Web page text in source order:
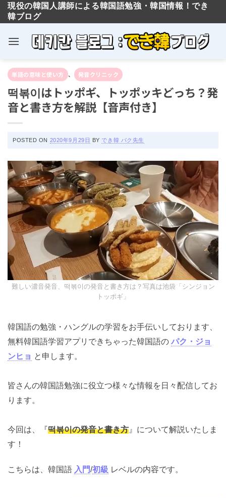
content
現役の韓国人講師による韓国語勉強・韓国情報！でき
韓ブログ
単語の意味と使い方 、 発音クリニック
떡볶이はトッポギ、トッポッキどっち？
発音と書き方を解説【音声付き】
POSTED ON 2020年9月29日 BY でき韓 パク先生
難しい濃音発音、떡볶이の発音と書き方は？写真は池袋「シンジョ
ントッポギ」
韓国語の勉強・ハングルの学習をお手伝いしておりま
す、無料韓国語学習アプリできちゃった韓国語の
ク・ジョンヒョ と申します。
皆さんの韓国語勉強に役立つ様々な情報を日々配信して
おります。
今回は、『떡볶이の発音と書き方 』について解説いたし
ます！
こちらは、韓国語 入門/初級 レベルの内容です。
合格率90％以上！TOPIK
の神と最強コスパの対策
講座
【2026年10月試験】TOPIKの神 クォン先生のトピック対策講座
（オンライングループ）10回で高得点と合格を目指せ！
実績と詳細はタップ★（Ⓧを押すと、もう出ませ
ん）
×